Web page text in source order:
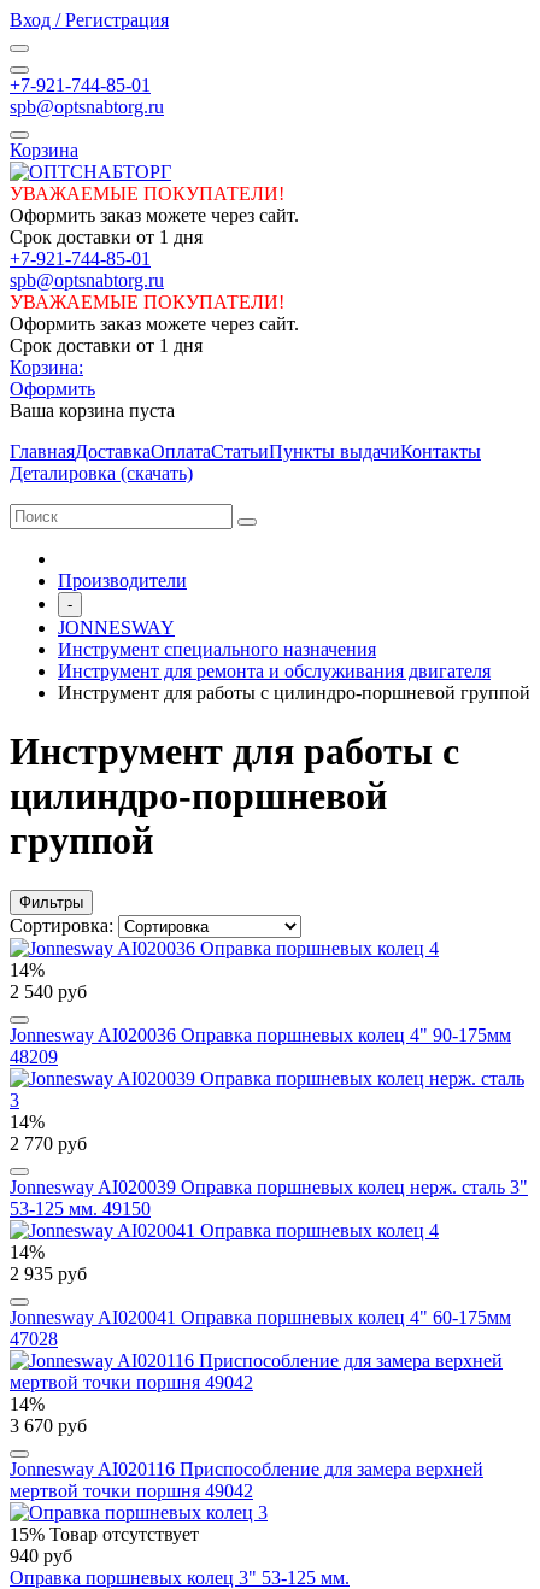
Вход / Регистрация
+7-921-744-85-01
spb@optsnabtorg.ru
Корзина
УВАЖАЕМЫЕ ПОКУПАТЕЛИ!
Оформить заказ можете через сайт.
Срок доставки от 1 дня
+7-921-744-85-01
spb@optsnabtorg.ru
УВАЖАЕМЫЕ ПОКУПАТЕЛИ!
Оформить заказ можете через сайт.
Срок доставки от 1 дня
Корзина:
Оформить
Ваша корзина пуста
ГлавнаяДоставкаОплатаСтатьиПункты выдачиКонтакты
Деталировка (скачать)
Производители
-
JONNESWAY
Инструмент специального назначения
Инструмент для ремонта и обслуживания двигателя
Инструмент для работы с цилиндро-поршневой группой
Инструмент для работы с
цилиндро-поршневой
группой
Фильтры
Сортировка:
14%
2 540 руб
Jonnesway AI020036 Оправка поршневых колец 4" 90-175мм
48209
14%
2 770 руб
Jonnesway AI020039 Оправка поршневых колец нерж. сталь 3"
53-125 мм. 49150
14%
2 935 руб
Jonnesway AI020041 Оправка поршневых колец 4" 60-175мм
47028
14%
3 670 руб
Jonnesway AI020116 Приспособление для замера верхней
мертвой точки поршня 49042
15% Товар отсутствует
940 руб
Оправка поршневых колец 3" 53-125 мм.